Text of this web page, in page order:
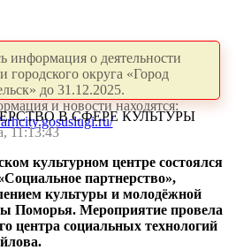
информация о деятельности
городского округа «Город
до 31.12.2025.
и новости находятся:
В СФЕРЕ КУЛЬТУРЫ
11:13:43
культурном центре состоялся
партнерство»,
культуры и молодёжной
Поморья. Мероприятие провела
центра социальных технологий